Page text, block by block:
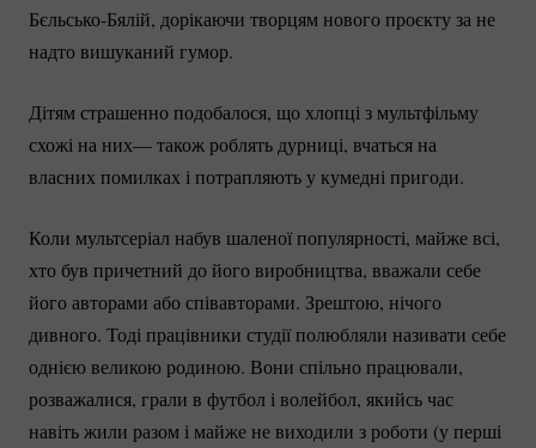
Бєльсько-Бялій, дорікаючи творцям нового проєкту за не
надто вишуканий гумор.
Дітям страшенно подобалося, що хлопці з мультфільму
схожі на них— також роблять дурниці, вчаться на
власних помилках і потрапляють у кумедні пригоди.
Коли мультсеріал набув шаленої популярності, майже всі,
хто був причетний до його виробництва, вважали себе
його авторами або співавторами. Зрештою, нічого
дивного. Тоді працівники студії полюбляли називати себе
однією великою родиною. Вони спільно працювали,
розважалися, грали в футбол і волейбол, якийсь час
навіть жили разом і майже не виходили з роботи (у перші